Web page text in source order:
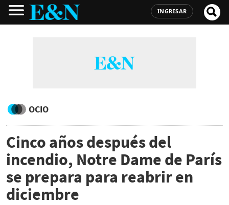
INGRESAR
OCIO
Cinco años después del
incendio, Notre Dame de París
se prepara para reabrir en
diciembre